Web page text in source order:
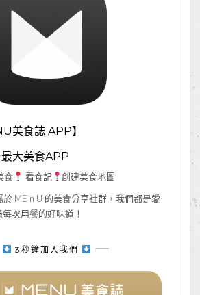
美食誌 APP】
大美食APP
食 看食記
創建美食地圖
於 ME n U 的美食分享社群，我們都是愛
次用餐的好味道！
3秒鐘加入我們